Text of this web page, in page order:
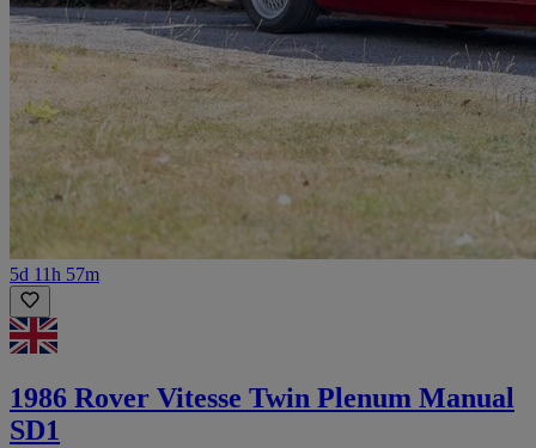
5d 11h 57m
1986 Rover Vitesse Twin Plenum Manual
SD1